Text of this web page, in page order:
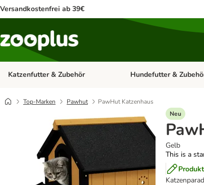
Versandkostenfrei ab 39€
Katzenfutter & Zubehör Kategorie-Menü öffnen:
Hundefutter &
Top-Marken Pawhut
PawHut Katzenhaus
Neu
Gelb
This is a